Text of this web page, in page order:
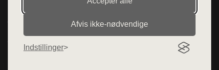
Afvis ikke‑nødvendige
Indstillinger
hjemmesider med præsentation af forskellige produkter fra
diverse webshops. Der sælges ikke varer fra denne side - vi
henviser til de shops, som sælger varen. Vi har heller ikke
varerne på lager.